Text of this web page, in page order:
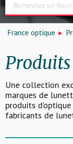
France optique
Produits
Une collection
marques de
produits
fabricants de